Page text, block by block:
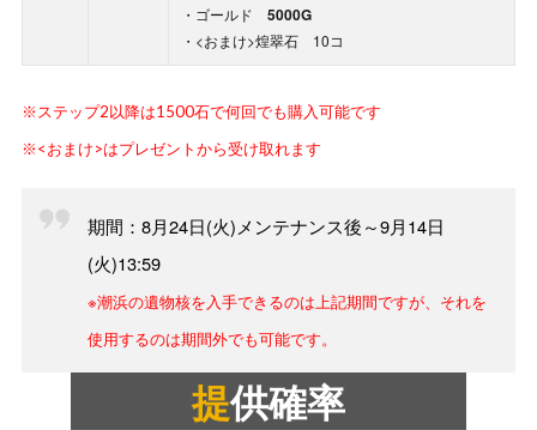
・ゴールド 5000G
・<おまけ>煌翠石 10コ
※ステップ2以降は1500石で何回でも購入可能です
※<おまけ>はプレゼントから受け取れます
期間：8月24日(火)メンテナンス後～9月14日
(火)13:59
※潮浜の遺物核を入手できるのは上記期間ですが、それを
使用するのは期間外でも可能です。
提供確率